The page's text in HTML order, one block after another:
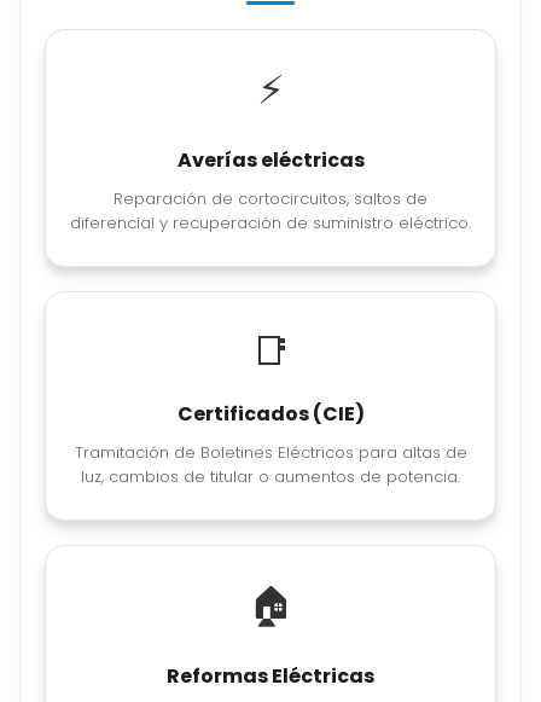
⚡
Averías eléctricas
Reparación de cortocircuitos, saltos de
diferencial y recuperación de suministro eléctrico.
📑
Certificados (CIE)
Tramitación de Boletines Eléctricos para altas de
luz, cambios de titular o aumentos de potencia.
🏠
Reformas Eléctricas